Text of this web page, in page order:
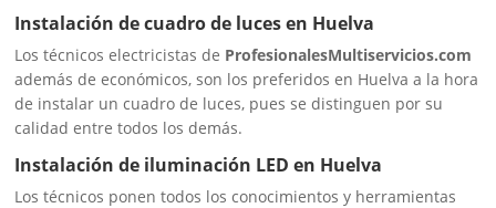
Instalación de cuadro de luces en Huelva
Los técnicos electricistas de ProfesionalesMultiservicios.com
además de económicos, son los preferidos en Huelva a la hora
de instalar un cuadro de luces, pues se distinguen por su
calidad entre todos los demás.
Instalación de iluminación LED en Huelva
Los técnicos ponen todos los conocimientos y herramientas